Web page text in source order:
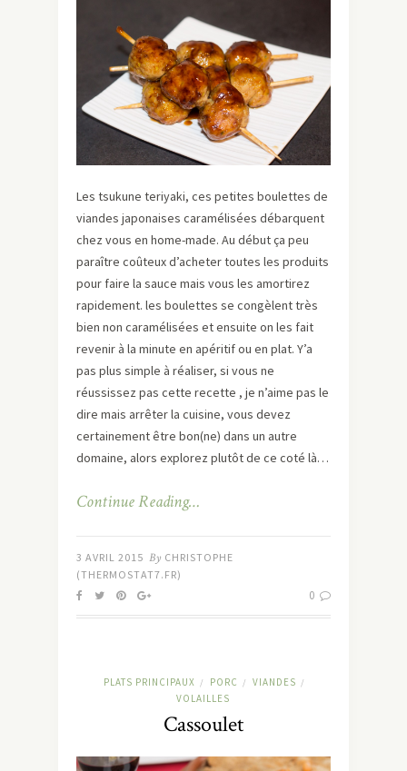
Les tsukune teriyaki, ces petites boulettes de
viandes japonaises caramélisées débarquent
chez vous en home-made. Au début ça peu
paraître coûteux d’acheter toutes les produits
pour faire la sauce mais vous les amortirez
rapidement. les boulettes se congèlent très
bien non caramélisées et ensuite on les fait
revenir à la minute en apéritif ou en plat. Y’a
pas plus simple à réaliser, si vous ne
réussissez pas cette recette , je n’aime pas le
dire mais arrêter la cuisine, vous devez
certainement être bon(ne) dans un autre
domaine, alors explorez plutôt de ce coté là…
Continue Reading…
3 AVRIL 2015 By CHRISTOPHE
(THERMOSTAT7.FR)
0
PLATS PRINCIPAUX / PORC / VIANDES /
VOLAILLES
Cassoulet